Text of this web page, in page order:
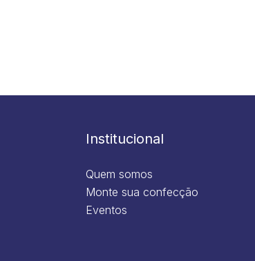
Institucional
Quem somos
Monte sua confecção
Eventos